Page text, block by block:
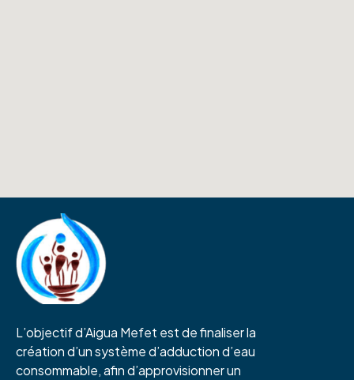
L’objectif d’Aigua Mefet est de finaliser la
création d’un système d’adduction d’eau
consommable, afin d’approvisionner un